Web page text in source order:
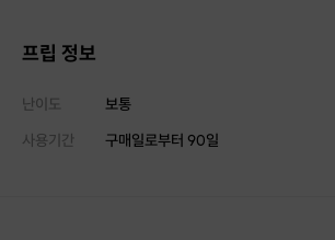
프립 정보
난이도
보통
사용기간
구매일로부터 90일